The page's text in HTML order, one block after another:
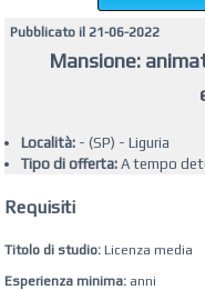
Pubblicato il 21-06-2022
Mansione:
Località:- (SP) - Liguria
Tipo di offerta:A tempo
Requisiti
Titolo di studio: Licenza media
Esperienza minima: anni